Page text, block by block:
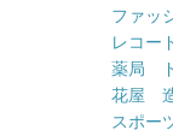
ファッ
レコー
薬局
花屋
スポー